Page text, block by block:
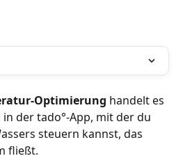
Optimierung handelt es
der tado°-App, mit der du
steuern kannst, das
fließt.